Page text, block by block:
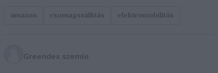
amazon csomagszállítás elektromobilitás
Greendex szemle